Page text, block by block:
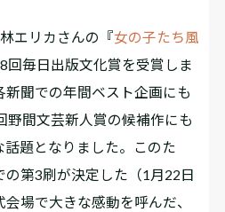
エリカさんの『女の子たち風
回毎日出版文化賞を受賞しま
新聞での年間ベスト企画にも
野間文芸新人賞の候補作にも
題となりました。このた
第3刷が決定した（1月22日
場で大きな感動を呼んだ、